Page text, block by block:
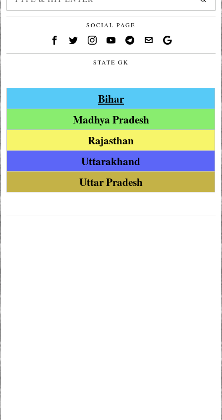
SOCIAL PAGE
STATE GK
Bihar
Madhya Pradesh
Rajasthan
Uttarakhand
Uttar Pradesh